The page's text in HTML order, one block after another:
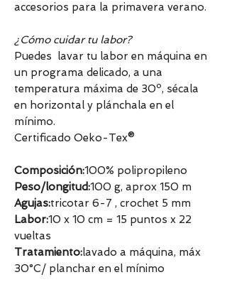
accesorios para la primavera verano.
¿Cómo cuidar tu labor?
Puedes lavar tu labor en máquina en
un programa delicado, a una
temperatura máxima de 30º, sécala
en horizontal y plánchala en el
mínimo.
Certificado Oeko-Tex®
Composición:100% polipropileno
Peso/longitud:100 g, aprox 150 m
Agujas:tricotar 6-7 , crochet 5 mm
Labor:10 x 10 cm = 15 puntos x 22
vueltas
Tratamiento:lavado a máquina, máx
30°C/ planchar en el mínimo